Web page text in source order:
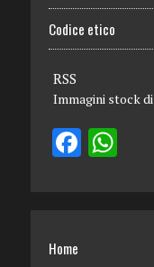
Codice etico
RSS
Immagini stock di
Home